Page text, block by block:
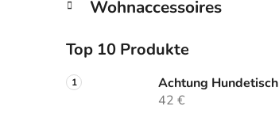
Wohnaccessoires
Top 10 Produkte
Achtung Hundetisch
42 €